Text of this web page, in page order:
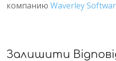
компаниюWaverley
Залишити